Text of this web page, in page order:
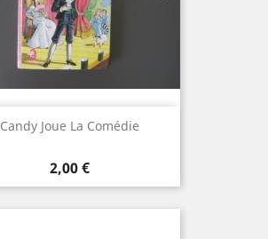
Candy Joue La Comédie
Prix
2,00 €